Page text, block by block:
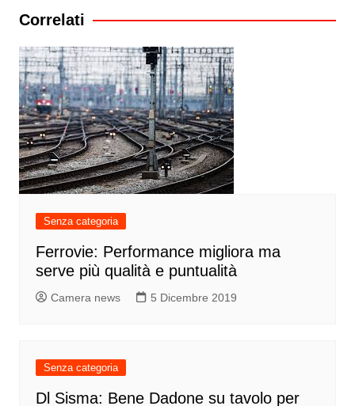
Correlati
Senza categoria
Ferrovie: Performance migliora ma
serve più qualità e puntualità
Camera news 5 Dicembre 2019
Senza categoria
Dl Sisma: Bene Dadone su tavolo per